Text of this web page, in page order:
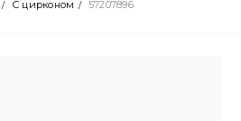
С цирконом 57207896